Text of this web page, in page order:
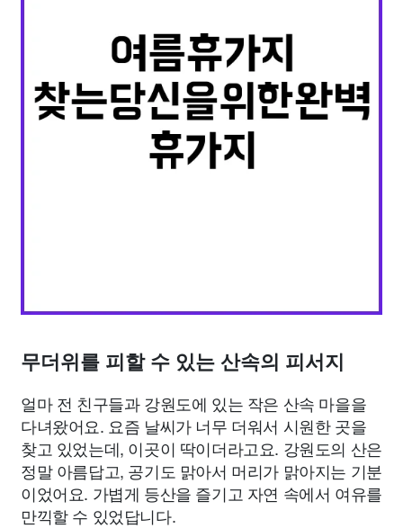
무더위를 피할 수 있는 산속의 피서지
얼마 전 친구들과 강원도에 있는 작은 산속 마을을
다녀왔어요. 요즘 날씨가 너무 더워서 시원한 곳을
찾고 있었는데, 이곳이 딱이더라고요. 강원도의 산은
정말 아름답고, 공기도 맑아서 머리가 맑아지는 기분
이었어요. 가볍게 등산을 즐기고 자연 속에서 여유를
만끽할 수 있었답니다.